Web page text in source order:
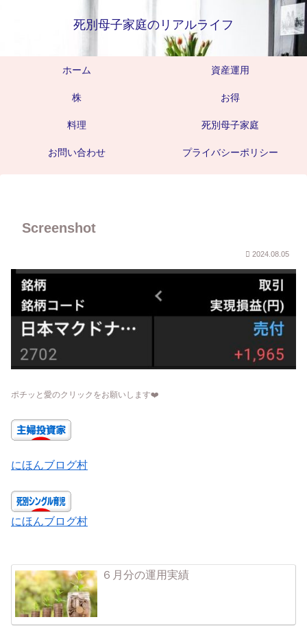
死別母子家庭のリアルライフ
ホーム 資産運用
株 お得
料理 死別母子家庭
お問い合わせ プライバシーポリシー
Screenshot
2024.08.05
ポチッと愛のクリックをお願いします❤️
にほんブログ村
にほんブログ村
６月分の運用実績